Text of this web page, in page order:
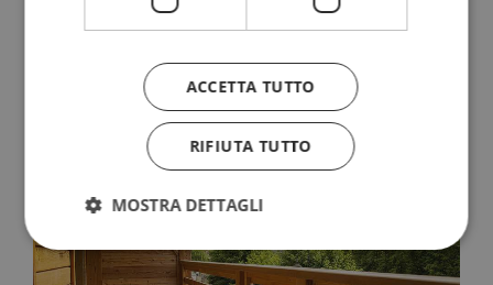
ACCETTA TUTTO
RIFIUTA TUTTO
MOSTRA DETTAGLI